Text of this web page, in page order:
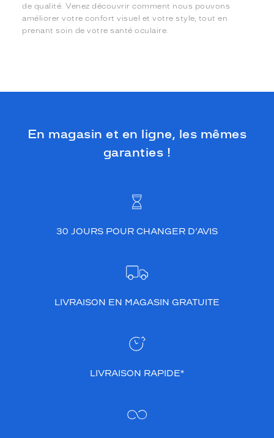
de qualité. Venez découvrir comment nous pouvons
améliorer votre confort visuel et votre style, tout en
prenant soin de votre santé oculaire.
En magasin et en ligne, les mêmes
garanties !
30 JOURS POUR CHANGER D’AVIS
LIVRAISON EN MAGASIN GRATUITE
LIVRAISON RAPIDE*